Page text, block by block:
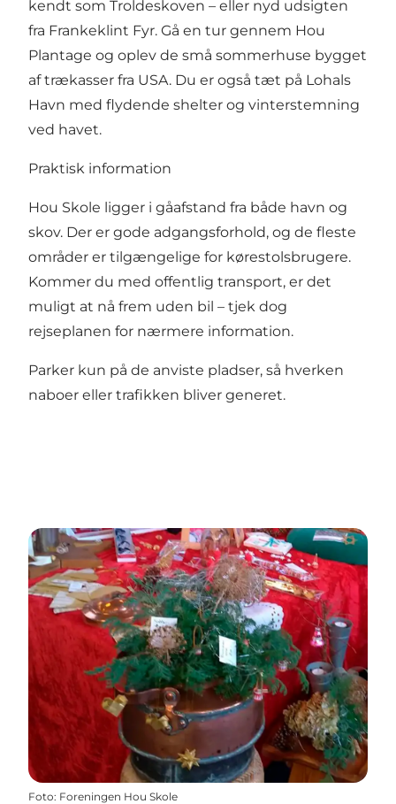
kendt som Troldeskoven – eller nyd udsigten
fra Frankeklint Fyr. Gå en tur gennem Hou
Plantage og oplev de små sommerhuse bygget
af trækasser fra USA. Du er også tæt på Lohals
Havn med flydende shelter og vinterstemning
ved havet.
Praktisk information
Hou Skole ligger i gåafstand fra både havn og
skov. Der er gode adgangsforhold, og de fleste
områder er tilgængelige for kørestolsbrugere.
Kommer du med offentlig transport, er det
muligt at nå frem uden bil – tjek dog
rejseplanen for nærmere information.
Parker kun på de anviste pladser, så hverken
naboer eller trafikken bliver generet.
Foto: Foreningen Hou Skole